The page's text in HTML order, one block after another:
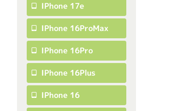
IPhone 17e
IPhone 16ProMax
IPhone 16Pro
IPhone 16Plus
IPhone 16